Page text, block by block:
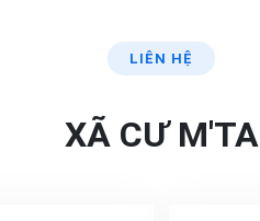
LIÊN HỆ
XÃ CƯ M'TA